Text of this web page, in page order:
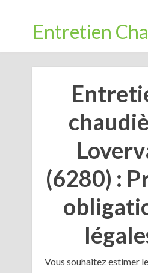
Entretien
(6280) :
Vous souhaitez estimer